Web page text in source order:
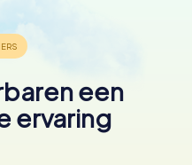
een
ervaring